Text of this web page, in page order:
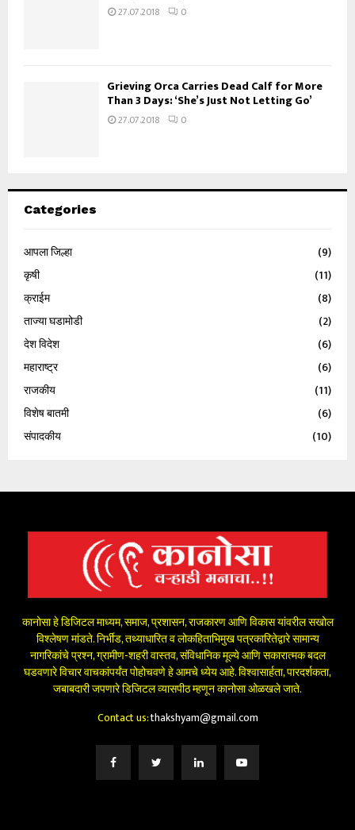
27.07.2018 0
Grieving Orca Carries Dead Calf for More
Than 3 Days: ‘She’s Just Not Letting Go’
27.07.2018 0
Categories
आपला जिल्हा
(9)
कृषी
(11)
क्राईम
(8)
ताज्या घडामोडी
(2)
देश विदेश
(6)
महाराष्ट्र
(6)
राजकीय
(11)
विशेष बातमी
(6)
संपादकीय
(10)
कानोसा हे डिजिटल माध्यम, समाज, प्रशासन, राजकारण आणि विकास यांवरील सखोल
विश्लेषण मांडते. निर्भीड, तथ्याधारित व लोकहिताभिमुख पत्रकारितेद्वारे सामान्य
नागरिकांचे प्रश्न, ग्रामीण-शहरी वास्तव, संविधानिक मूल्ये आणि सकारात्मक बदल
घडवणारे विचार वाचकांपर्यंत पोहोचवणे हे आमचे ध्येय आहे. विश्वासार्हता, पारदर्शकता,
जबाबदारी जपणारे डिजिटल व्यासपीठ म्हणून कानोसा ओळखले जाते.
Contact us:thakshyam@gmail.com